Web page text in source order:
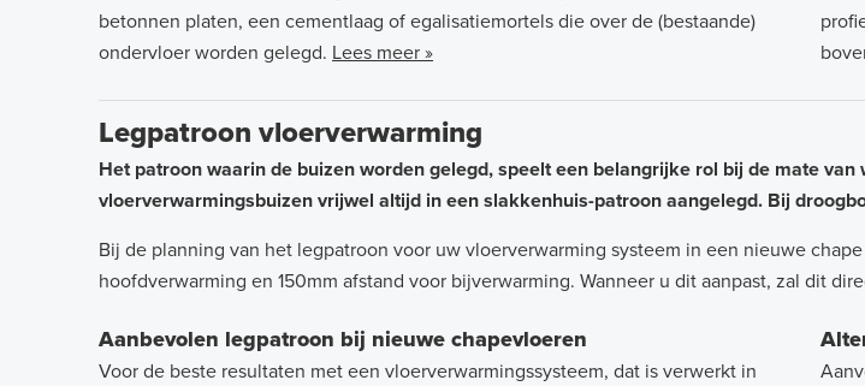
betonnen platen, een cementlaag of egalisatiemortels die over de (bestaande)
ondervloer worden gelegd. Lees meer »
Legpatroon vloerverwarming
Het patroon waarin de buizen worden gelegd, speelt een belangrijke rol bij de mate
vloerverwarmingsbuizen vrijwel altijd in een slakkenhuis-patroon aangelegd. Bij
Bij de planning van het legpatroon voor uw vloerverwarming systeem in een nieuwe
hoofdverwarming en 150mm afstand voor bijverwarming. Wanneer u dit aanpast, zal dit
Aanbevolen legpatroon bij nieuwe chapevloeren
Voor de beste resultaten met een vloerverwarmingssysteem, dat is verwerkt in